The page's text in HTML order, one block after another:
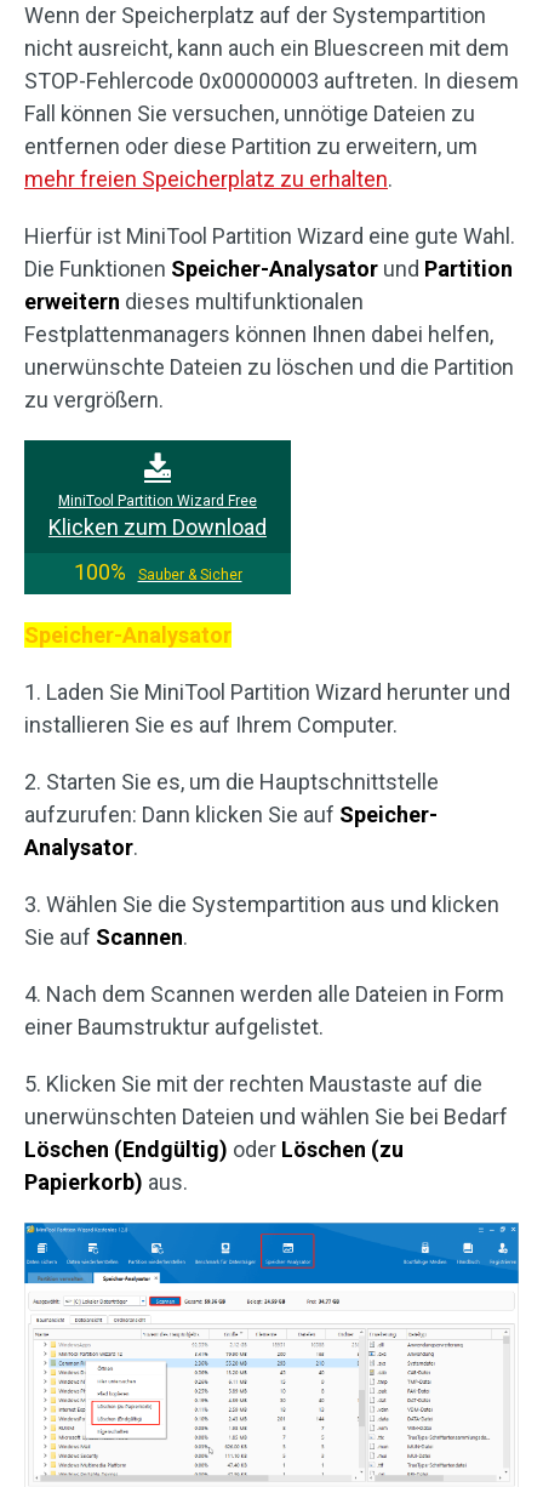
Wenn der Speicherplatz auf der Systempartition
nicht ausreicht, kann auch ein Bluescreen mit dem
STOP-Fehlercode 0x00000003 auftreten. In diesem
Fall können Sie versuchen, unnötige Dateien zu
entfernen oder diese Partition zu erweitern, um
mehr freien Speicherplatz zu erhalten.
Hierfür ist MiniTool Partition Wizard eine gute Wahl.
Die Funktionen Speicher-Analysator und Partition
erweitern dieses multifunktionalen
Festplattenmanagers können Ihnen dabei helfen,
unerwünschte Dateien zu löschen und die Partition
zu vergrößern.
MiniTool Partition Wizard Free
Klicken zum Download
100%
Sauber & Sicher
Speicher-Analysator
1. Laden Sie MiniTool Partition Wizard herunter und
installieren Sie es auf Ihrem Computer.
2. Starten Sie es, um die Hauptschnittstelle
aufzurufen: Dann klicken Sie auf Speicher-
Analysator.
3. Wählen Sie die Systempartition aus und klicken
Sie auf Scannen.
4. Nach dem Scannen werden alle Dateien in Form
einer Baumstruktur aufgelistet.
5. Klicken Sie mit der rechten Maustaste auf die
unerwünschten Dateien und wählen Sie bei Bedarf
Löschen (Endgültig) oder Löschen (zu
Papierkorb) aus.